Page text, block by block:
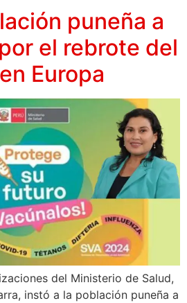
puneña a
el rebrote del
Europa
del Ministerio de Salud,
instó a la población puneña a